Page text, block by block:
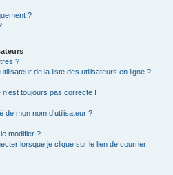
?
?
de la liste des utilisateurs en ligne ?
n’est toujours pas correcte !
de mon nom d’utilisateur ?
modifier ?
lorsque je clique sur le lien de courrier